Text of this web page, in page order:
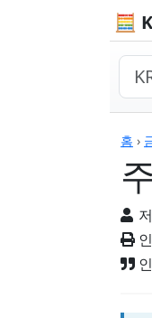
🧮
홈 ›